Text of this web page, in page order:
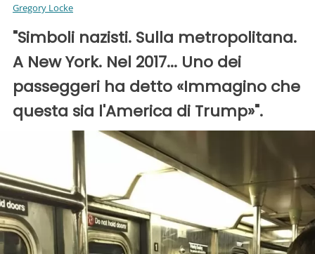
Gregory Locke
"Simboli nazisti. Sulla metropolitana.
A New York. Nel 2017... Uno dei
passeggeri ha detto «Immagino che
questa sia l'America di Trump»".